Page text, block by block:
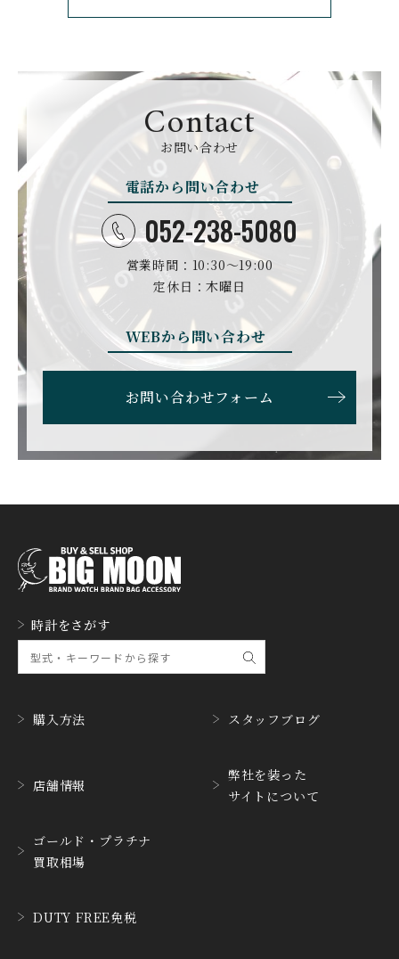
CUERVOY SOBRINOS CVSTOS
CYRUS CZAPEK
チャペック
D. DORNBLÜTH&SOH
N
D.ドルンブルート＆ゾー
DAMASKO
DANIEL ROTH
ダニエル・ロート
DAVOSA
DUBEY&SCHALDENBR
ダービー&シャルデンブラ
E.C.W
ヨーロピアン・カンパニ
ー・ウォッチ
EBERHARD
エベラール
EDOX
エドックス
F.P.ジュルヌ
ファーブル・ルーバ フォルティス
FRANCK MULLER NT
GERALD GENTA
ジェラルド・ジェンタ
GLASHUTTE ORIGINA
L
グラスヒュッテ・オリジ
ナル
グッチ
HARRY WINSTON
HEINRICH-GEISEN
ハインリッヒ ガイセン
HORAE
ホライ
Contact
お問い合わせ
電話から問い合わせ
052-238-5080
営業時間：10:30〜19:00
定休日：木曜日
WEBから問い合わせ
お問い合わせフォーム
時計をさがす
購入方法
店舗情報
ゴールド・プラチナ
買取相場
DUTY FREE免税
スタッフブログ
弊社を装った
サイトについて